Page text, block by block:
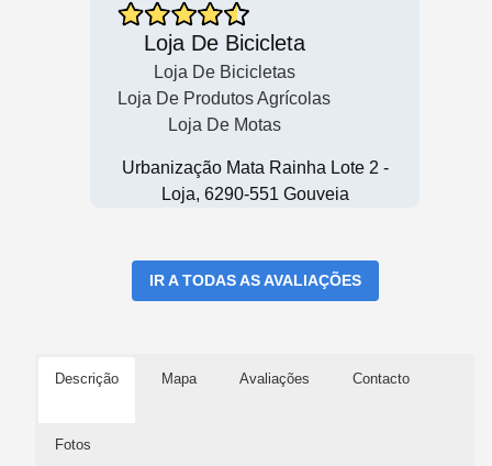
Loja De Bicicleta
Loja De Bicicletas
Loja De Produtos Agrícolas
Loja De Motas
Urbanização Mata Rainha Lote 2 -
Loja, 6290-551 Gouveia
IR A TODAS AS AVALIAÇÕES
Descrição Mapa Avaliações Contacto
Fotos